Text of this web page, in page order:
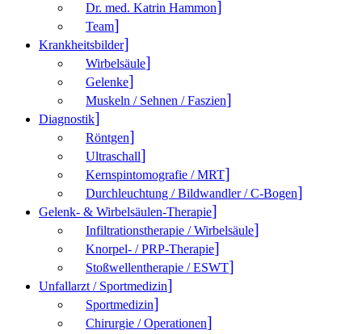
Dr. med. Katrin Hammon
Team
Krank­heitsbilder
Wirbelsäule
Gelenke
Muskeln / Sehnen / Faszien
Diagnostik
Röntgen
Ultraschall
Kernspintomografie / MRT
Durchleuchtung / Bildwandler / C-Bogen
Gelenk- & Wirbelsäulen-Therapie
Infiltrationstherapie / Wirbelsäule
Knorpel- / PRP-Therapie
Stoßwellentherapie / ESWT
Unfallarzt / Sportmedizin
Sportmedizin
Chirurgie / Operationen